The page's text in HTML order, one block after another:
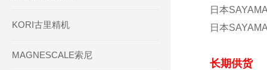
日本
日本
长期供货
KORI古里精机
MAGNESCALE索尼